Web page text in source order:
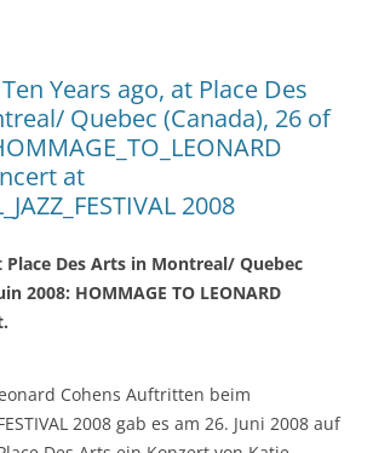
Years ago, at Place Des
Quebec (Canada), 26 of
at
2008
Place Des Arts in Montreal/ Quebec
2008: HOMMAGE TO LEONARD
Cohens Auftritten beim
2008 gab es am 26. Juni 2008 auf